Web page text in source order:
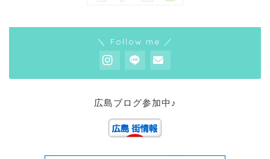
＼ Follow me ／
広島ブログ参加中♪